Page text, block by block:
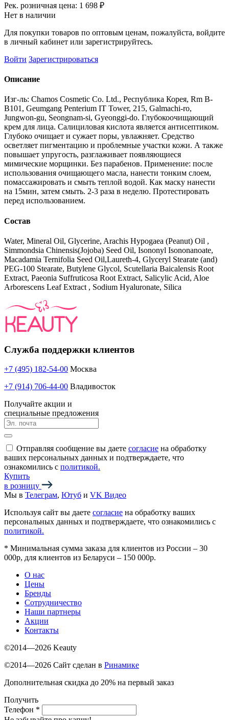
Рек. розничная цена: 1 698 ₽
Нет в наличии
Для покупки товаров по оптовым ценам, пожалуйста, войдите
в личный кабинет или зарегистрируйтесь.
Войти Зарегистрироваться
Описание
Изг-ль: Chamos Cosmetic Co. Ltd., Республика Корея, Rm B-
B101, Geumgang Penterium IT Tower, 215, Galmachi-ro,
Jungwon-gu, Seongnam-si, Gyeonggi-do. Глубокоочищающий
крем для лица. Салициловая кислота является антисептиком.
Глубоко очищает и сужает поры, увлажняет. Средство
осветляет пигментацию и проблемные участки кожи. А также
повышает упругость, разглаживает появляющиеся
мимические морщинки. Без парабенов. Применение: после
использования очищающего масла, нанести тонким слоем,
помассажировать и смыть теплой водой. Как маску нанести
на 15мин, затем смыть. 2-3 раза в неделю. Протестировать
перед использованием.
Состав
Water, Mineral Oil, Glycerine, Arachis Hypogaea (Peanut) Oil ,
Simmondsia Chinensis(Jojoba) Seed Oil, Isononyl Isononanoate,
Macadamia Ternifolia Seed Oil,Laureth-4, Glyceryl Stearate (and)
PEG-100 Stearate, Butylene Glycol, Scutellaria Baicalensis Root
Extract, Paeonia Suffruticosa Root Extract, Salicylic Acid, Aloe
Arborescens Leaf Extract , Sodium Hyaluronate, Silica
Служба поддержки клиентов
+7 (495) 182-54-00 Москва
+7 (914) 706-44-00 Владивосток
Получайте акции и
специальные предложения
Отправляя сообщение вы даете согласие на обработку
ваших персональных данных и подтверждаете, что
ознакомились с политикой.
Купить
в розницу
Мы в Телеграм, Ютуб и VK Видео
Используя сайт вы даете согласие на обработку ваших
персональных данных и подтверждаете, что ознакомились с
политикой.
* Минимальная сумма заказа для клиентов из России – 30
000р, для клиентов из Беларуси – 150 000р.
О нас
Цены
Бренды
Сотрудничество
Наши партнеры
Акции
Контакты
©2014—2026 Keauty
©2014—2026 Сайт сделан в Ринамике
Дополнительная скидка до 20% на первый заказ
Получить
Телефон *